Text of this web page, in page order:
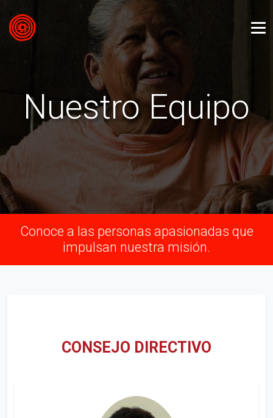
Nuestro Equipo
Conoce a las personas apasionadas que
impulsan nuestra misión.
CONSEJO DIRECTIVO